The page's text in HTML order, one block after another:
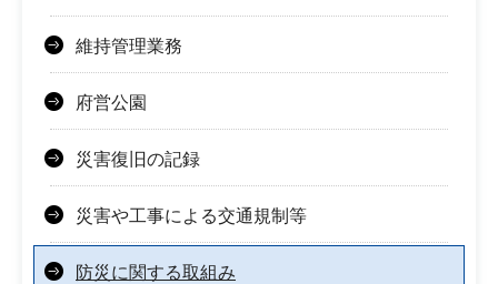
維持管理業務
府営公園
災害復旧の記録
災害や工事による交通規制等
防災に関する取組み